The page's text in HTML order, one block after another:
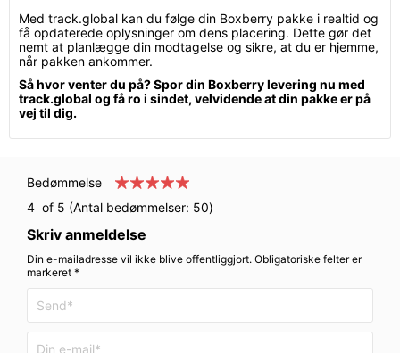
Med track.global kan du følge din Boxberry pakke i realtid og
få opdaterede oplysninger om dens placering. Dette gør det
nemt at planlægge din modtagelse og sikre, at du er hjemme,
når pakken ankommer.
Så hvor venter du på? Spor din Boxberry levering nu med
track.global og få ro i sindet, velvidende at din pakke er på
vej til dig.
Bedømmelse
4 of 5 (Antal bedømmelser: 50)
Skriv anmeldelse
Din e-mailadresse vil ikke blive offentliggjort. Obligatoriske felter er
markeret *